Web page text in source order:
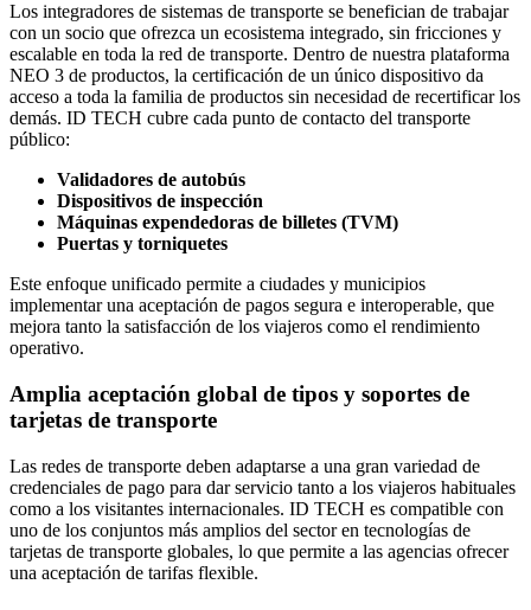
Los integradores de sistemas de transporte se benefician de trabajar
con un socio que ofrezca un ecosistema integrado, sin fricciones y
escalable en toda la red de transporte. Dentro de nuestra plataforma
NEO 3 de productos, la certificación de un único dispositivo da
acceso a toda la familia de productos sin necesidad de recertificar los
demás. ID TECH cubre cada punto de contacto del transporte
público:
Validadores de autobús
Dispositivos de inspección
Máquinas expendedoras de billetes (TVM)
Puertas y torniquetes
Este enfoque unificado permite a ciudades y municipios
implementar una aceptación de pagos segura e interoperable, que
mejora tanto la satisfacción de los viajeros como el rendimiento
operativo.
Amplia aceptación global de tipos y soportes de
tarjetas de transporte
Las redes de transporte deben adaptarse a una gran variedad de
credenciales de pago para dar servicio tanto a los viajeros habituales
como a los visitantes internacionales. ID TECH es compatible con
uno de los conjuntos más amplios del sector en tecnologías de
tarjetas de transporte globales, lo que permite a las agencias ofrecer
una aceptación de tarifas flexible.